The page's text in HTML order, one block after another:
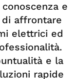
e
affrontare
elettrici ed
e la
rapide